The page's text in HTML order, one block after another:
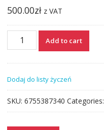
500.00zł z VAT
WTRYSKI
WTRYSKIWACZE
059130201F
quantity
Add to cart
Dodaj do listy życzeń
SKU: 6755387340 Categories: